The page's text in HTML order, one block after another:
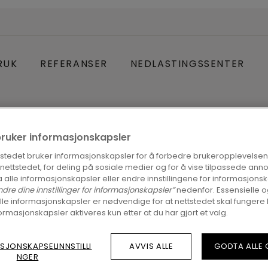
REFERANSER NEDLASTINGSSENTER
og fas på alle fire kanter, gir gulvet ditt
dypere, mer naturlige teksturer gir
informasjonskapsler
bruker informasjonskapsler for å forbedre
for deling på sosiale medier og for å vise tilpassede
alle informasjonskapsler eller endre innstillingene for
dine innstillinger for informasjonskapsler”nedenfor. Essensielle
informasjonskapsler er nødvendige for at nettstedet skal fungere
aktiveres kun etter at du har gjort et valg.
NGER
AVVIS ALLE GODTA ALLE